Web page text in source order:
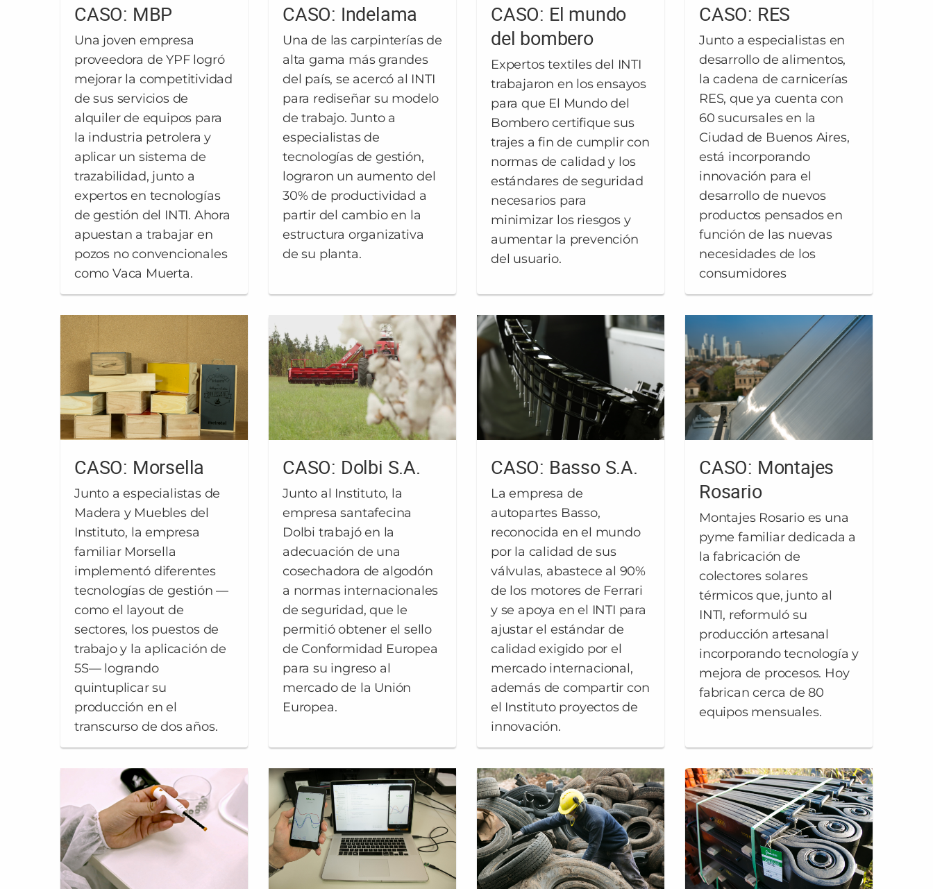
CASO: MBP
Una joven empresa
proveedora de YPF logró
mejorar la competitividad
de sus servicios de
alquiler de equipos para
la industria petrolera y
aplicar un sistema de
trazabilidad, junto a
expertos en tecnologías
de gestión del INTI. Ahora
apuestan a trabajar en
pozos no convencionales
como Vaca Muerta.
CASO: Indelama
Una de las carpinterías de
alta gama más grandes
del país, se acercó al INTI
para rediseñar su modelo
de trabajo. Junto a
especialistas de
tecnologías de gestión,
lograron un aumento del
30% de productividad a
partir del cambio en la
estructura organizativa
de su planta.
CASO: El mundo
del bombero
Expertos textiles del INTI
trabajaron en los ensayos
para que El Mundo del
Bombero certifique sus
trajes a fin de cumplir con
normas de calidad y los
estándares de seguridad
necesarios para
minimizar los riesgos y
aumentar la prevención
del usuario.
CASO: RES
Junto a especialistas en
desarrollo de alimentos,
la cadena de carnicerías
RES, que ya cuenta con
60 sucursales en la
Ciudad de Buenos Aires,
está incorporando
innovación para el
desarrollo de nuevos
productos pensados en
función de las nuevas
necesidades de los
consumidores
CASO: Morsella
Junto a especialistas de
Madera y Muebles del
Instituto, la empresa
familiar Morsella
implementó diferentes
tecnologías de gestión —
como el layout de
sectores, los puestos de
trabajo y la aplicación de
5S— logrando
quintuplicar su
producción en el
transcurso de dos años.
CASO: Dolbi S.A.
Junto al Instituto, la
empresa santafecina
Dolbi trabajó en la
adecuación de una
cosechadora de algodón
a normas internacionales
de seguridad, que le
permitió obtener el sello
de Conformidad Europea
para su ingreso al
mercado de la Unión
Europea.
CASO: Basso S.A.
La empresa de
autopartes Basso,
reconocida en el mundo
por la calidad de sus
válvulas, abastece al 90%
de los motores de Ferrari
y se apoya en el INTI para
ajustar el estándar de
calidad exigido por el
mercado internacional,
además de compartir con
el Instituto proyectos de
innovación.
CASO: Montajes
Rosario
Montajes Rosario es una
pyme familiar dedicada a
la fabricación de
colectores solares
térmicos que, junto al
INTI, reformuló su
producción artesanal
incorporando tecnología y
mejora de procesos. Hoy
fabrican cerca de 80
equipos mensuales.